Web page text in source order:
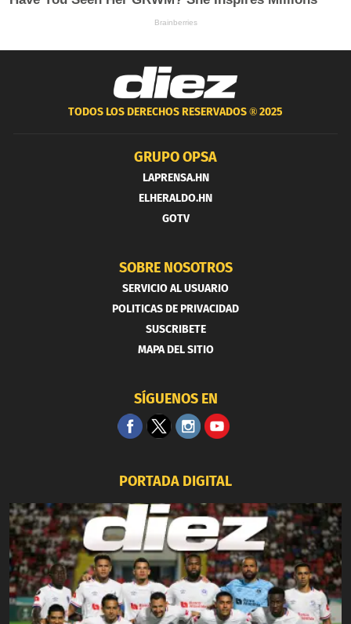
TODOS LOS DERECHOS RESERVADOS ®2025
GRUPO OPSA
LAPRENSA.HN
ELHERALDO.HN
GOTV
SOBRE NOSOTROS
SERVICIO AL USUARIO
POLITICAS DE PRIVACIDAD
SUSCRIBETE
MAPA DEL SITIO
SÍGUENOS EN
PORTADA DIGITAL